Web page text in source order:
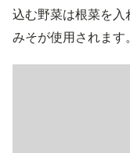
込む野菜は根菜を
みそが使用されます。